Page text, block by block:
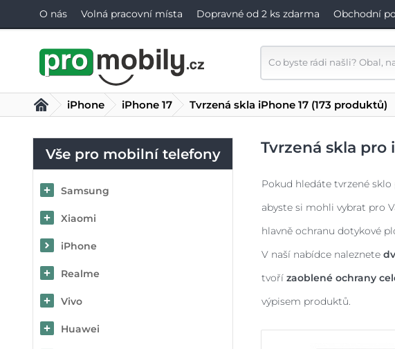
O nás Volná pracovní místa Dopravné od 2 ks zdarma Obchodní
Vše pro mobilní telefony
Samsung
Xiaomi
iPhone
Realme
Vivo
Huawei
iPhone iPhone 17 Tvrzená skla iPhone 17 (173 produktů)
Tvrzená skla pro
Pokud hledáte tvrzené sklo
abyste si mohli vybrat pro
hlavně ochranu dotykové
V naší nabídce naleznete
tvoří zaoblené ochrany
výpisem produktů.